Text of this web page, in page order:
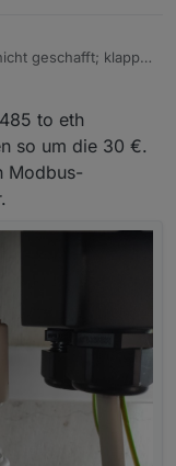
geschafft; klappt
dass es mit
Ist wohl aktuell
to eth
so um die 30 €.
Modbus-